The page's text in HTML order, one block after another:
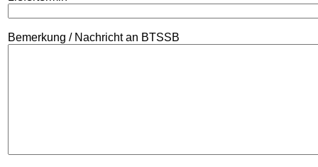
Bemerkung / Nachricht an BTSSB